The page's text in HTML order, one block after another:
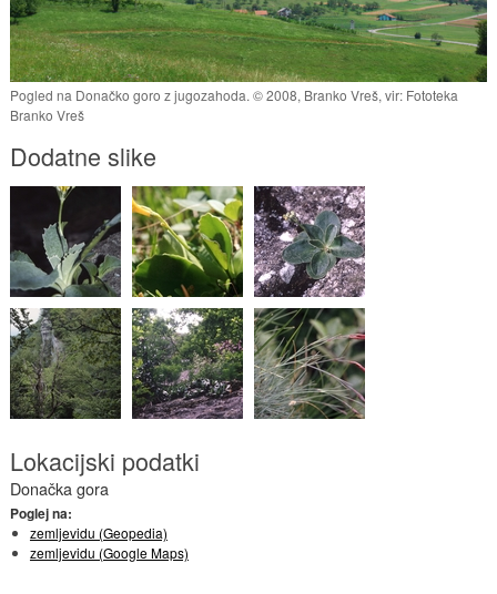
Pogled na Donačko goro z jugozahoda. © 2008, Branko Vreš, vir: Fototeka
Branko Vreš
Dodatne slike
Lokacijski podatki
Donačka gora
Poglej na:
zemljevidu (Geopedia)
zemljevidu (Google Maps)